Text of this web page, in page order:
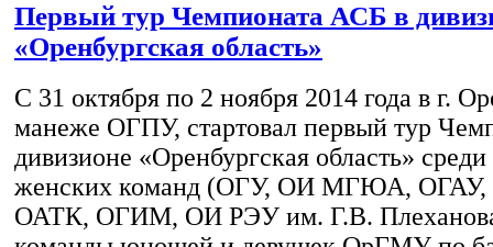
Первый тур Чемпионата АСБ в
«Оренбургская область»
С 31 октября по 2 ноября 2014 года в г.
манеже ОГПУ, стартовал первый тур
дивизионе «Оренбургская область»
женских команд (ОГУ, ОИ МГЮА,
ОАТК, ОГИМ, ОИ РЭУ им. Г.В.